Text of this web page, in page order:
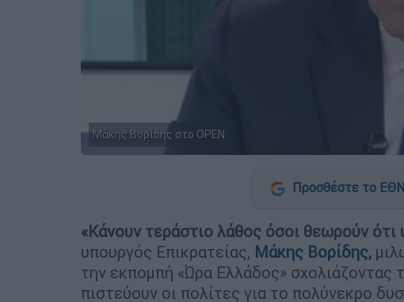
Μάκης Βορίδης στο OPEN
Προσθέστε το
«Κάνουν τεράστιο λάθος όσοι θεωρούν ότι
υπουργός Επικρατείας, Μάκης Βορίδης,
την εκπομπή «Ώρα Ελλάδος» σχολιάζοντας
πιστεύουν οι πολίτες για το πολύνεκρο